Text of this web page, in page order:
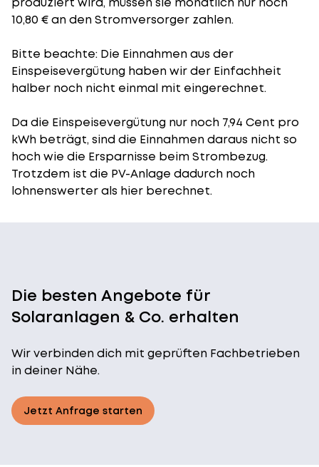
10,80 € an den Stromversorger zahlen.
Bitte beachte: Die Einnahmen aus der
Einspeisevergütung haben wir der Einfachheit
halber noch nicht einmal mit eingerechnet.
Da die Einspeisevergütung nur noch 7,94 Cent pro
kWh beträgt, sind die Einnahmen daraus nicht so
hoch wie die Ersparnisse beim Strombezug.
Trotzdem ist die PV-Anlage dadurch noch
lohnenswerter als hier berechnet.
Die besten Angebote für
Solaranlagen & Co. erhalten
Wir verbinden dich mit geprüften Fachbetrieben
in deiner Nähe.
Jetzt Anfrage starten